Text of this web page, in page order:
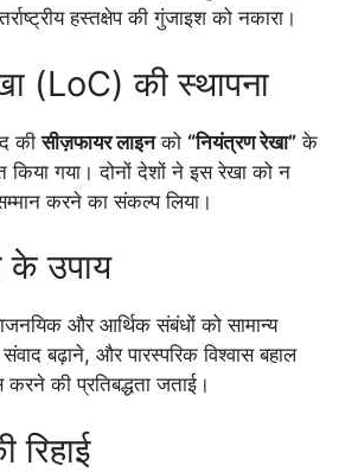
हस्तक्षेप की गुंजाइश को नकारा।
(LoC) की स्थापना
कीसीज़फायर लाइनको “नियंत्रण रेखा” के
किया गया। दोनों देशों ने इस रेखा को न
करने का संकल्प लिया।
के उपाय
और आर्थिक संबंधों को सामान्य
बढ़ाने, और पारस्परिक विश्वास बहाल
की प्रतिबद्धता जताई।
रिहाई